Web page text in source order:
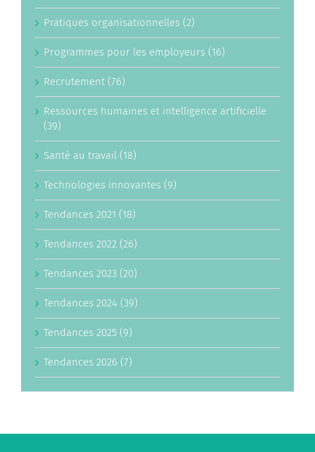
Pratiques organisationnelles (2)
Programmes pour les employeurs (16)
Recrutement (76)
Ressources humaines et intelligence artificielle
(39)
Santé au travail (18)
Technologies innovantes (9)
Tendances 2021 (18)
Tendances 2022 (26)
Tendances 2023 (20)
Tendances 2024 (39)
Tendances 2025 (9)
Tendances 2026 (7)